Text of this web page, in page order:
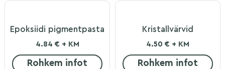
Epoksiidi pigmentpasta
4.84 € + KM
Rohkem infot
Kristallvärvid
4.50 € + KM
Rohkem infot